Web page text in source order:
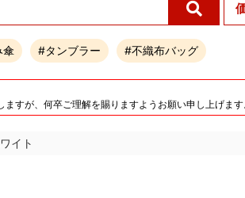
傘 #タンブラー #不織布バッグ
すが、何卒ご理解を賜りますようお願い申し上げま
イト